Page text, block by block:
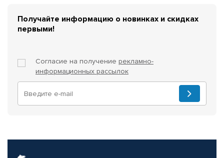
Получайте информацию о новинках и скидках
первыми!
Согласие на получение рекламно-
информационных рассылок